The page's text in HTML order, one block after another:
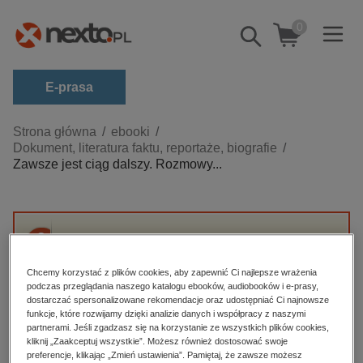
Pokaż/schowaj
wyszukiwarkę
0
E-prasa
Kategorie
Zobacz wszystkie E-prasa
biznesowe, branżowe, gospodarka
dzienniki
edukacja
hobby, sport, rozrywka
komputery, internet, technologie, informatyka
Strona główna
ebooki
Dokument, literatura faktu, reportaże, biografie
Zawsze jest ciąg dalszy. Rozmowy...
dalszy. Rozmowy z psychoterapeutami” nie
jest dostępny.
High-contrast mode
Chcemy korzystać z plików cookies, aby zapewnić Ci najlepsze wrażenia
podczas przeglądania naszego katalogu ebooków, audiobooków i e-prasy,
dostarczać spersonalizowane rekomendacje oraz udostępniać Ci najnowsze
funkcje, które rozwijamy dzięki analizie danych i współpracy z naszymi
partnerami. Jeśli zgadzasz się na korzystanie ze wszystkich plików cookies,
kliknij „Zaakceptuj wszystkie”. Możesz również dostosować swoje
preferencje, klikając „Zmień ustawienia”. Pamiętaj, że zawsze możesz